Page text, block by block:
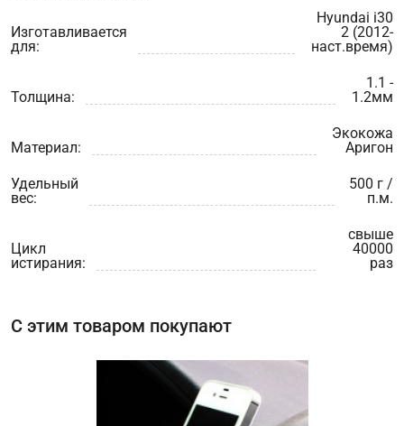
Изготавливается
для:
Hyundai i30
2 (2012-
наст.время)
Толщина:
1.1 -
1.2мм
Материал:
Экокожа
Аригон
Удельный
вес:
500 г /
п.м.
Цикл
истирания:
свыше
40000
раз
С этим товаром покупают